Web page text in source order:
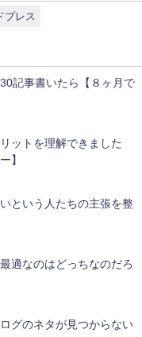
プレス
記事書いたら【８ヶ月で
ットを理解できました
】
という人たちの主張を整
適なのはどっちなのだろ
グのネタが見つからない